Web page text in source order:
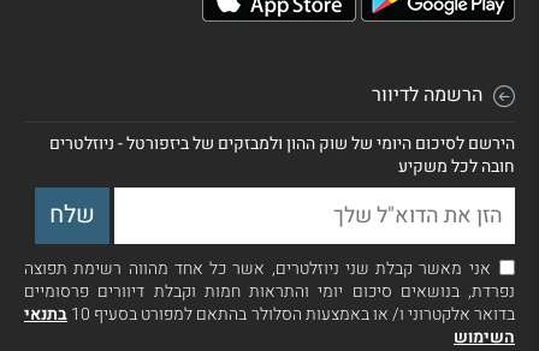
הרשמה לדיוור
הירשם לסיכום היומי של שוק ההון ולמבזקים של ביזפורטל - ניוזלטרים
חובה לכל משקיע
אני מאשר קבלת שני ניוזלטרים, אשר כל אחד מהווה רשימת תפוצה
נפרדת, בנושאים סיכום יומי והתראות חמות וקבלת דיוורים פרסומיים
בדואר אלקטרוני ו/ או באמצעות הסלולר בהתאם למפורט בסעיף 10
בתנאי
השימוש